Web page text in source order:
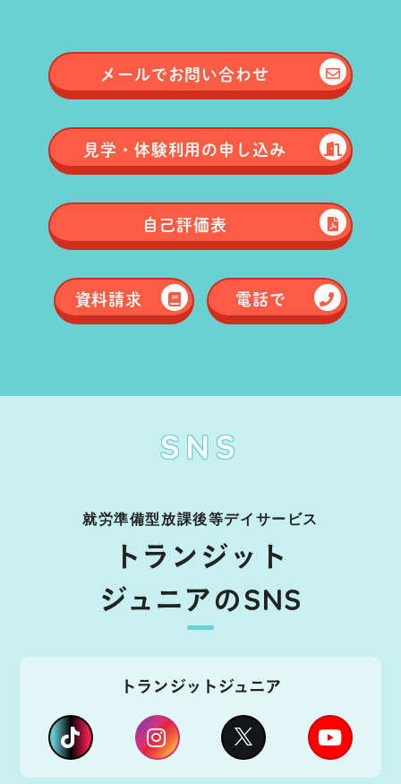
メールでお問い合わせ
見学・体験利用の申し込み
自己評価表
資料請求 電話で
SNS
就労準備型放課後等デイサービス
トランジット
ジュニアのSNS
トランジットジュニア